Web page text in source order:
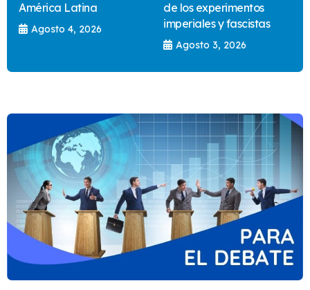
América Latina
Agosto 4, 2026
de los experimentos
imperiales y fascistas
Agosto 3, 2026